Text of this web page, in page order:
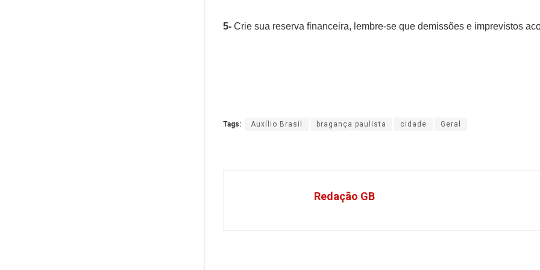
5- Crie sua reserva financeira, lembre-se que demissões e imprevistos
Tags: Auxílio Brasil bragança paulista cidade Geral
Redação GB